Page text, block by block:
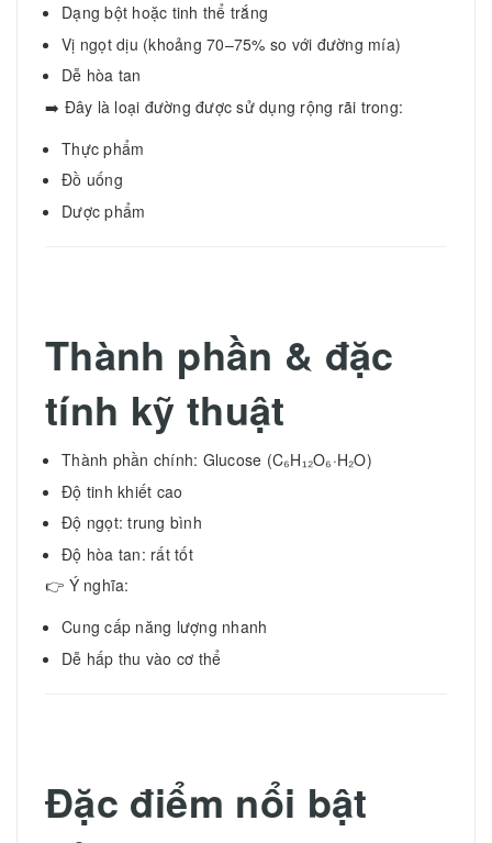
Dạng bột hoặc tinh thể trắng
Vị ngọt dịu (khoảng 70–75% so với đường mía)
Dễ hòa tan
➡️ Đây là loại đường được sử dụng rộng rãi trong:
Thực phẩm
Đồ uống
Dược phẩm
Thành phần & đặc
tính kỹ thuật
Thành phần chính: Glucose (C₆H₁₂O₆·H₂O)
Độ tinh khiết cao
Độ ngọt: trung bình
Độ hòa tan: rất tốt
👉 Ý nghĩa:
Cung cấp năng lượng nhanh
Dễ hấp thu vào cơ thể
Đặc điểm nổi bật